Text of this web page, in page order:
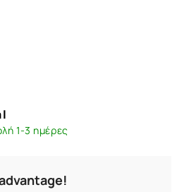
1-3 ημέρες